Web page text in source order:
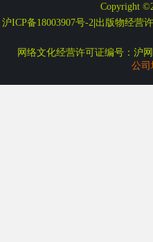
Copyright
沪ICP备18003907号-2| 出版物经营
网络文化经营许可证编号：沪
公司